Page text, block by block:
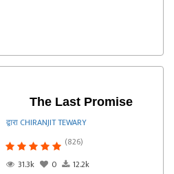
The Last Promise
द्वारा CHIRANJIT TEWARY
(826)
31.3k
0 12.2k